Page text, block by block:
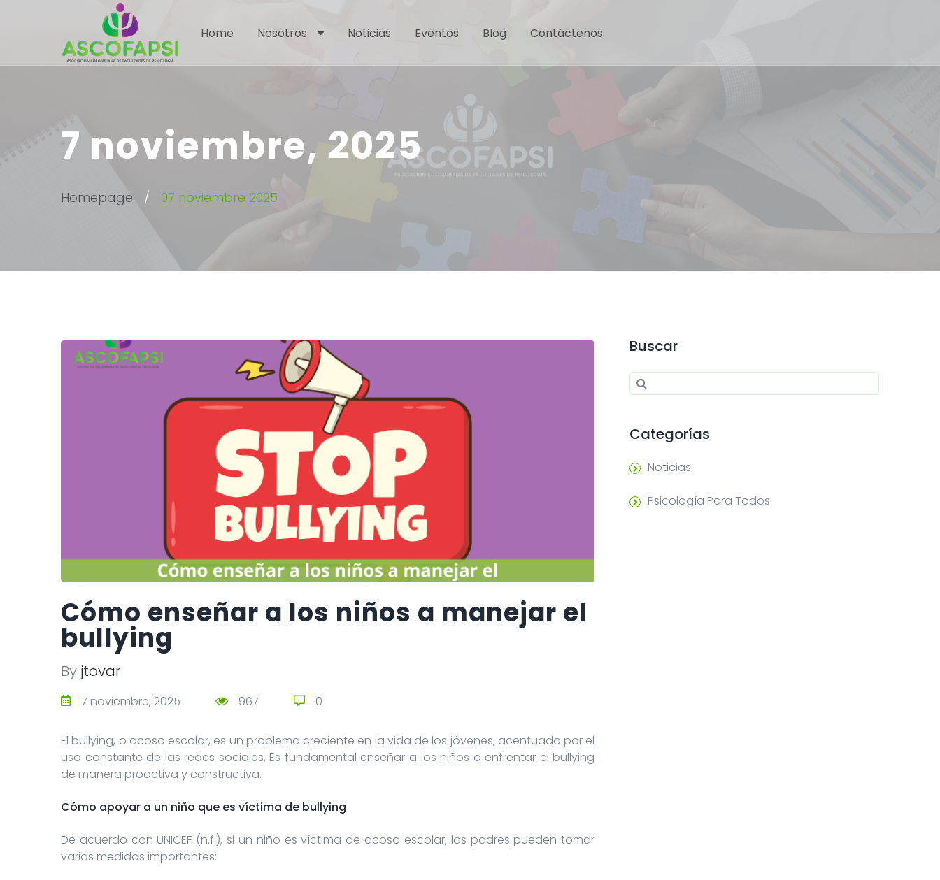
Home Nosotros Noticias Eventos Blog Contáctenos
7 noviembre, 2025
Homepage 07 noviembre 2025
Cómo enseñar a los niños a manejar el
bullying
By jtovar
7 noviembre, 2025 967 0
El bullying, o acoso escolar, es un problema creciente en la vida de los jóvenes, acentuado por el
uso constante de las redes sociales. Es fundamental enseñar a los niños a enfrentar el bullying
de manera proactiva y constructiva.
Cómo apoyar a un niño que es víctima de bullying
De acuerdo con UNICEF (n.f.), si un niño es víctima de acoso escolar, los padres pueden tomar
varias medidas importantes:
Buscar
Search for:
Categorías
Noticias
Psicología Para Todos